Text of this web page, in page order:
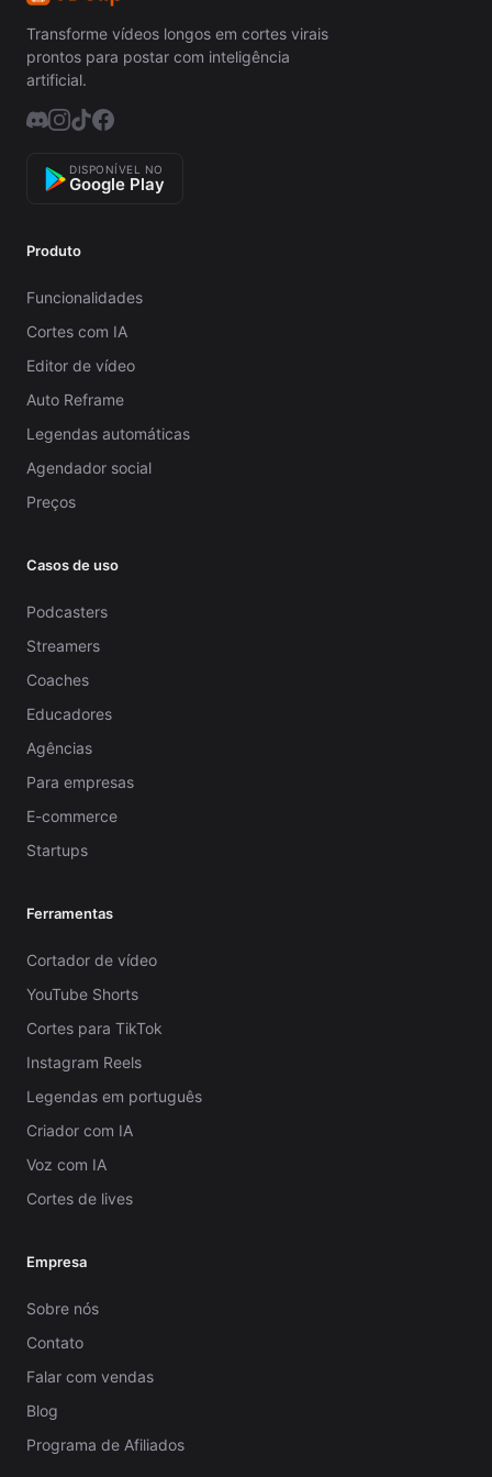
Transforme vídeos longos em cortes virais
prontos para postar com inteligência
artificial.
DISPONÍVEL NO
Google Play
Produto
Funcionalidades
Cortes com IA
Editor de vídeo
Auto Reframe
Legendas automáticas
Agendador social
Preços
Casos de uso
Podcasters
Streamers
Coaches
Educadores
Agências
Para empresas
E-commerce
Startups
Ferramentas
Cortador de vídeo
YouTube Shorts
Cortes para TikTok
Instagram Reels
Legendas em português
Criador com IA
Voz com IA
Cortes de lives
Empresa
Sobre nós
Contato
Falar com vendas
Blog
Programa de Afiliados